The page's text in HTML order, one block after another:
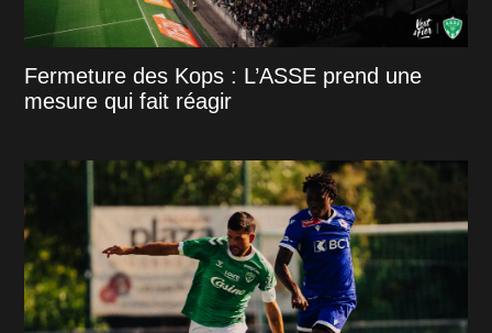
Fermeture des Kops : L’ASSE prend une
mesure qui fait réagir